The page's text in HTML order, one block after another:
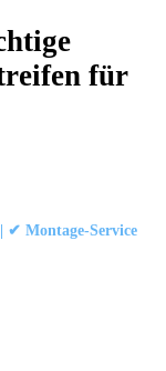
für
Montage-Service